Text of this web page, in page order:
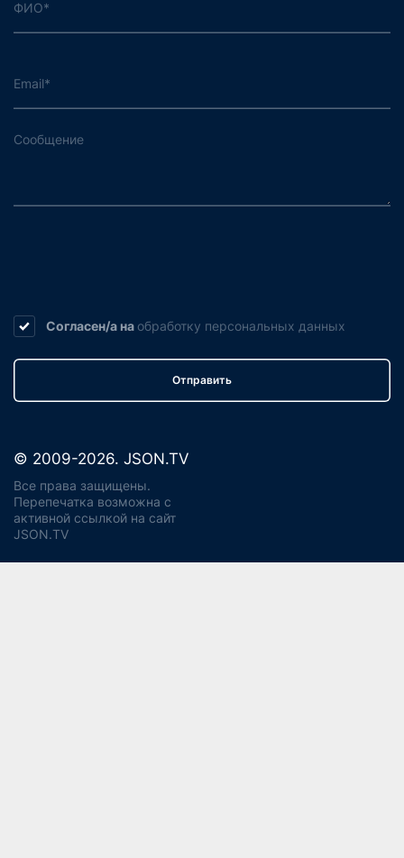
Согласен/а на обработку персональных данных
Отправить
© 2009-2026. JSON.TV
Все права защищены.
Перепечатка возможна с
активной ссылкой на сайт
JSON.TV